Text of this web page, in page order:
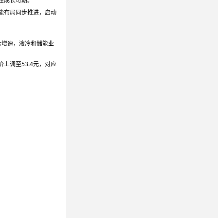
布局同步推进，启动
速，液冷和储能业
上调至53.4元，对应